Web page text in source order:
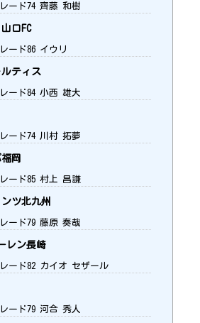
レード74 齊藤 和樹
口FC
レード86 イウリ
ティス
レード84 小西 雄大
レード74 川村 拓夢
岡
レード85 村上 昌謙
ツ北九州
レード79 藤原 奏哉
レン長崎
レード82 カイオ セザール
レード79 河合 秀人